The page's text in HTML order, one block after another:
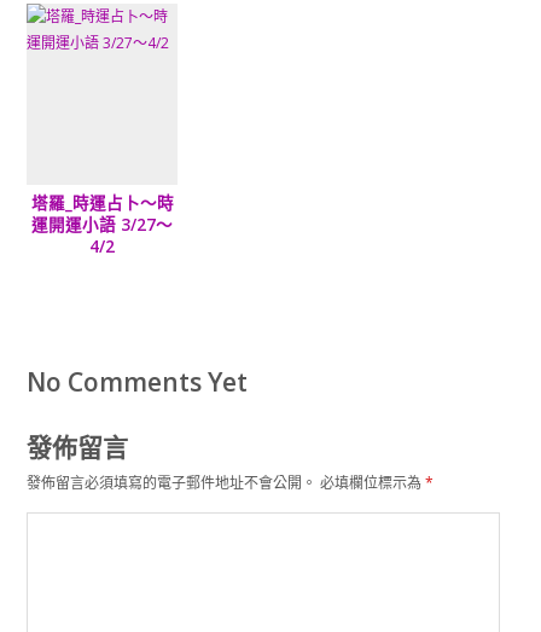
塔羅_時運占卜～時
運開運小語 3/27～
4/2
No Comments Yet
發佈留言
發佈留言必須填寫的電子郵件地址不會公開。 必填欄位標示為*